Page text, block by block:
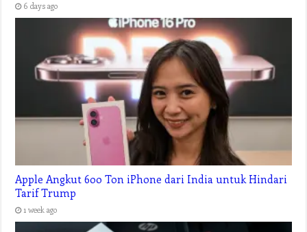
6 days ago
Apple Angkut 600 Ton iPhone dari India untuk Hindari
Tarif Trump
1 week ago